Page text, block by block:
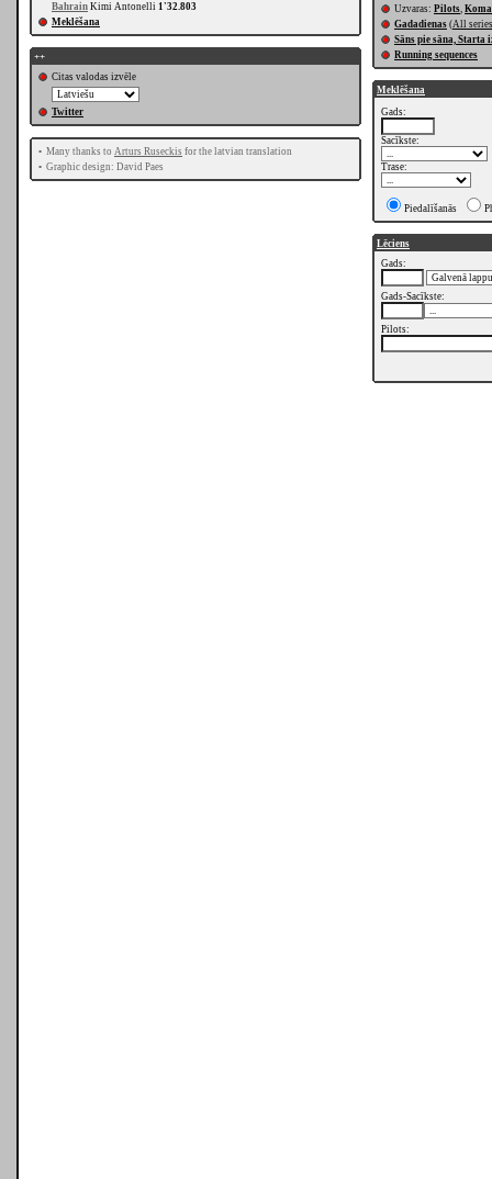
Bahrain Kimi Antonelli 1'32.803
Meklēšana
++
Citas valodas izvēle
Twitter
• Many thanks to Arturs Ruseckis for the latvian translation
• Graphic design: David Paes
Uzvaras: Pilots,
Gadadienas (All series
Sāns pie sāna, Starta
Running sequences
Meklēšana
Gads:
Sacīkste:
Trase:
Piedalīšanās
Lēciens
Gads:
Gads-Sacīkste:
Pilots: